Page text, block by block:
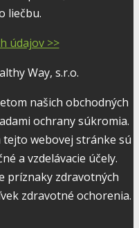
liečbu.
údajov >>
Way, s.r.o.
našich obchodných
ochrany súkromia.
webovej stránke sú
a vzdelávacie účely.
príznaky zdravotných
zdravotné ochorenia.